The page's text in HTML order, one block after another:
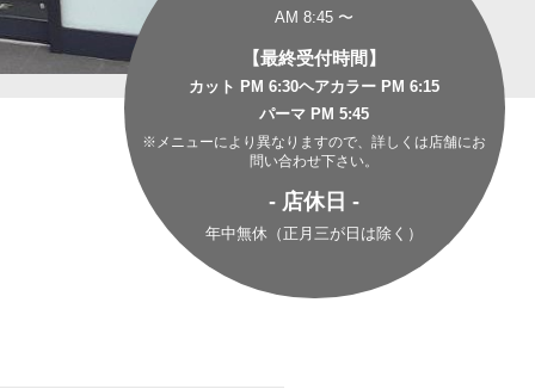
AM 8:45 〜
【最終受付時間】
カット PM 6:30ヘアカラー PM 6:15
パーマ PM 5:45
※メニューにより異なりますので、詳しくは店舗にお
問い合わせ下さい。
- 店休日 -
年中無休（正月三が日は除く）